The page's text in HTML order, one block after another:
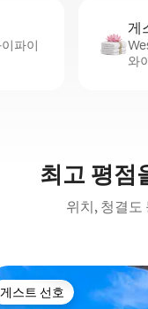
파이
게
와
최고 평점
위치, 청결도
게스트 선호
게스트 선호